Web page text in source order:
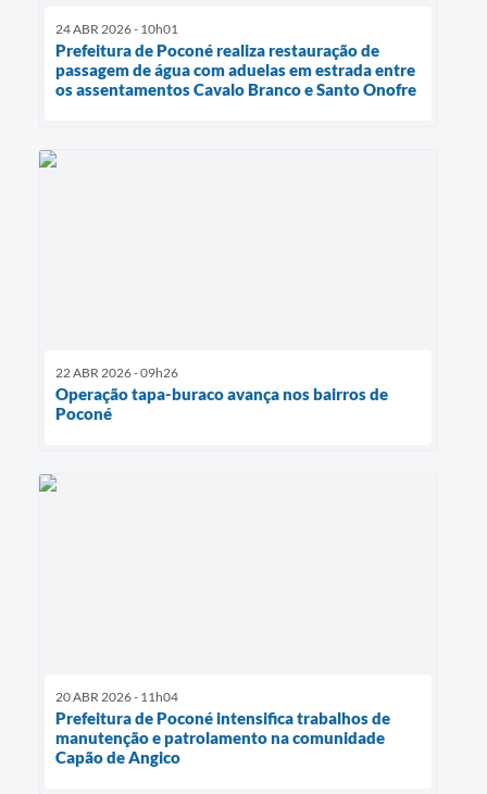
24 ABR 2026 - 10h01
Prefeitura de Poconé realiza restauração de
passagem de água com aduelas em estrada entre
os assentamentos Cavalo Branco e Santo Onofre
22 ABR 2026 - 09h26
Operação tapa-buraco avança nos bairros de
Poconé
20 ABR 2026 - 11h04
Prefeitura de Poconé intensifica trabalhos de
manutenção e patrolamento na comunidade
Capão de Angico